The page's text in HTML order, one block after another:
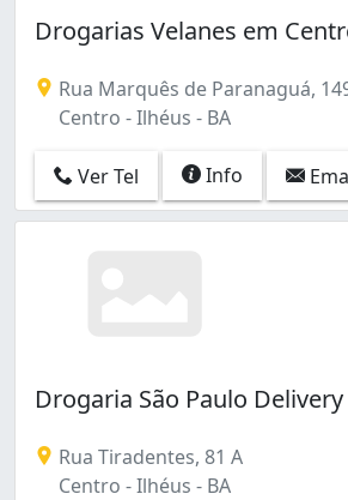
Pontal (7)
São Francisco (2)
Teotônio Vilela (4)
Drogarias Velanes em
Rua Marquês de Paranaguá,
Centro - Ilhéus - BA
Ver Tel Info
Drogaria São Paulo
Rua Tiradentes, 81 A
Centro - Ilhéus - BA